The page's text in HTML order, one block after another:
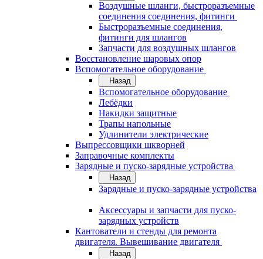
Воздушные шланги, быстроразъемные
соединения соединения, фитинги
Быстроразъемные соединения,
фитинги для шлангов
Запчасти для воздушных шлангов
Восстановление шаровых опор
Вспомогательное оборудование
Назад
Вспомогательное оборудование
Лебёдки
Накидки защитные
Трапы напольные
Удлинители электрические
Выпрессовщики шкворней
Заправочные комплекты
Зарядные и пуско-зарядные устройства
Назад
Зарядные и пуско-зарядные устройства
Аксессуары и запчасти для пуско-
зарядных устройств
Кантователи и стенды для ремонта
двигателя. Вывешивание двигателя
Назад